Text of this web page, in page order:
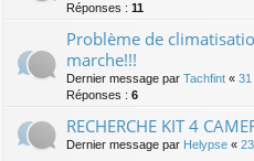
Réponses : 11
Problème de
marche!!!
Dernier message par Tachfint « 31
Réponses : 6
RECHERCHE KIT 4
Dernier message par Helypse «